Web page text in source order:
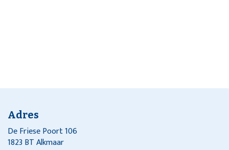
Adres
De Friese Poort 106
1823 BT Alkmaar